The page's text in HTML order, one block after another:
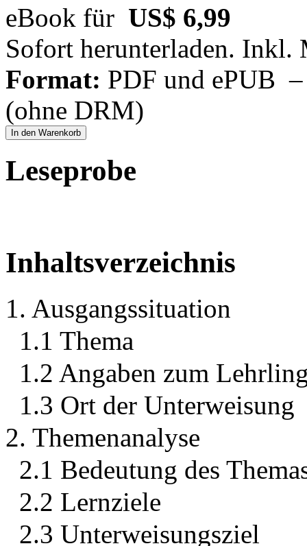
eBook für US$ 6,99
Sofort herunterladen. Inkl.
Format: PDF und ePUB
(ohne DRM)
In den Warenkorb
Leseprobe
Inhaltsverzeichnis
1. Ausgangssituation
1.1 Thema
1.2 Angaben zum
1.3 Ort der Unterweisung
2. Themenanalyse
2.1 Bedeutung des
2.2 Lernziele
2.3 Unterweisungsziel